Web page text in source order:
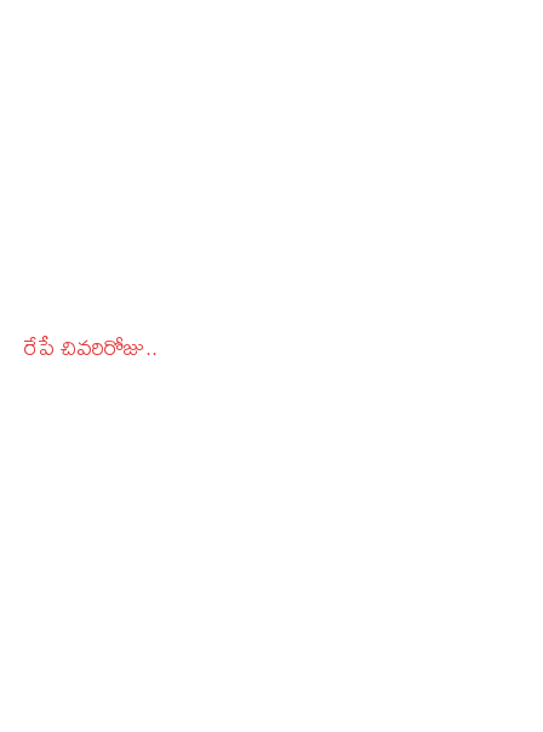
రేపే చివరిరోజు..